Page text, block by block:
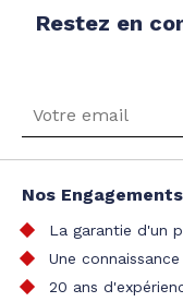
Restez en
Nos Engagements
La garantie d'un
Une
20 ans